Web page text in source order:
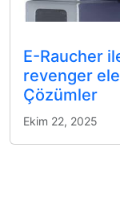
E-Raucher
revenger
Çözümler
Ekim 22, 2025